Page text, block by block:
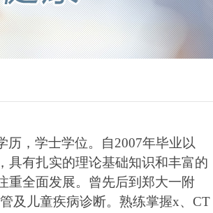
历，学士学位。自2007年毕业以
具有扎实的理论基础知识和丰富的
重全面发展。曾先后到郑大一附
及儿童疾病诊断。熟练掌握x、 CT